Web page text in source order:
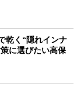
乾く“隠れインナ
に選びたい高保